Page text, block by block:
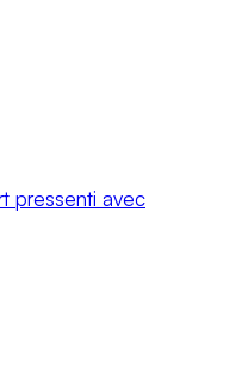
pressenti avec